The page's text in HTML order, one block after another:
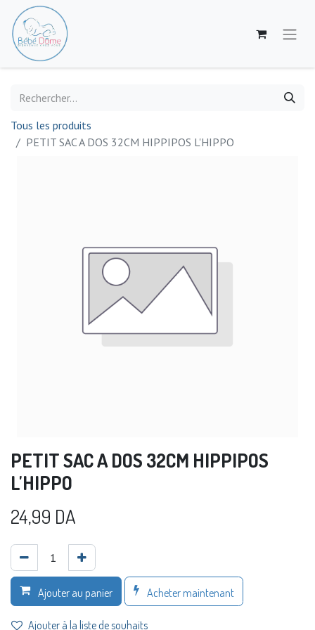
Tous les produits
PETIT SAC A DOS 32CM HIPPIPOS L'HIPPO
PETIT SAC A DOS 32CM HIPPIPOS
L'HIPPO
24,99 DA
Ajouter au panier Acheter maintenant
Ajouter à la liste de souhaits